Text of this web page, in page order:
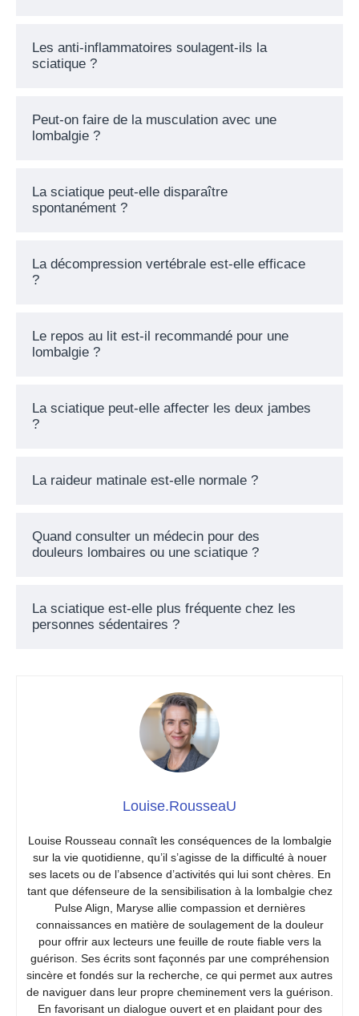
Les anti-inflammatoires soulagent-ils la
sciatique ?
Peut-on faire de la musculation avec une
lombalgie ?
La sciatique peut-elle disparaître
spontanément ?
La décompression vertébrale est-elle efficace
?
Le repos au lit est-il recommandé pour une
lombalgie ?
La sciatique peut-elle affecter les deux jambes
?
La raideur matinale est-elle normale ?
Quand consulter un médecin pour des
douleurs lombaires ou une sciatique ?
La sciatique est-elle plus fréquente chez les
personnes sédentaires ?
Louise.RousseaU
Louise Rousseau connaît les conséquences de la lombalgie
sur la vie quotidienne, qu’il s’agisse de la difficulté à nouer
ses lacets ou de l’absence d’activités qui lui sont chères. En
tant que défenseure de la sensibilisation à la lombalgie chez
Pulse Align, Maryse allie compassion et dernières
connaissances en matière de soulagement de la douleur
pour offrir aux lecteurs une feuille de route fiable vers la
guérison. Ses écrits sont façonnés par une compréhension
sincère et fondés sur la recherche, ce qui permet aux autres
de naviguer dans leur propre cheminement vers la guérison.
En favorisant un dialogue ouvert et en plaidant pour des